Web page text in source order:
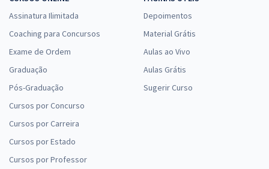
Assinatura Ilimitada
Coaching para Concursos
Exame de Ordem
Graduação
Pós-Graduação
Cursos por Concurso
Cursos por Carreira
Cursos por Estado
Cursos por Professor
Depoimentos
Material Grátis
Aulas ao Vivo
Aulas Grátis
Sugerir Curso